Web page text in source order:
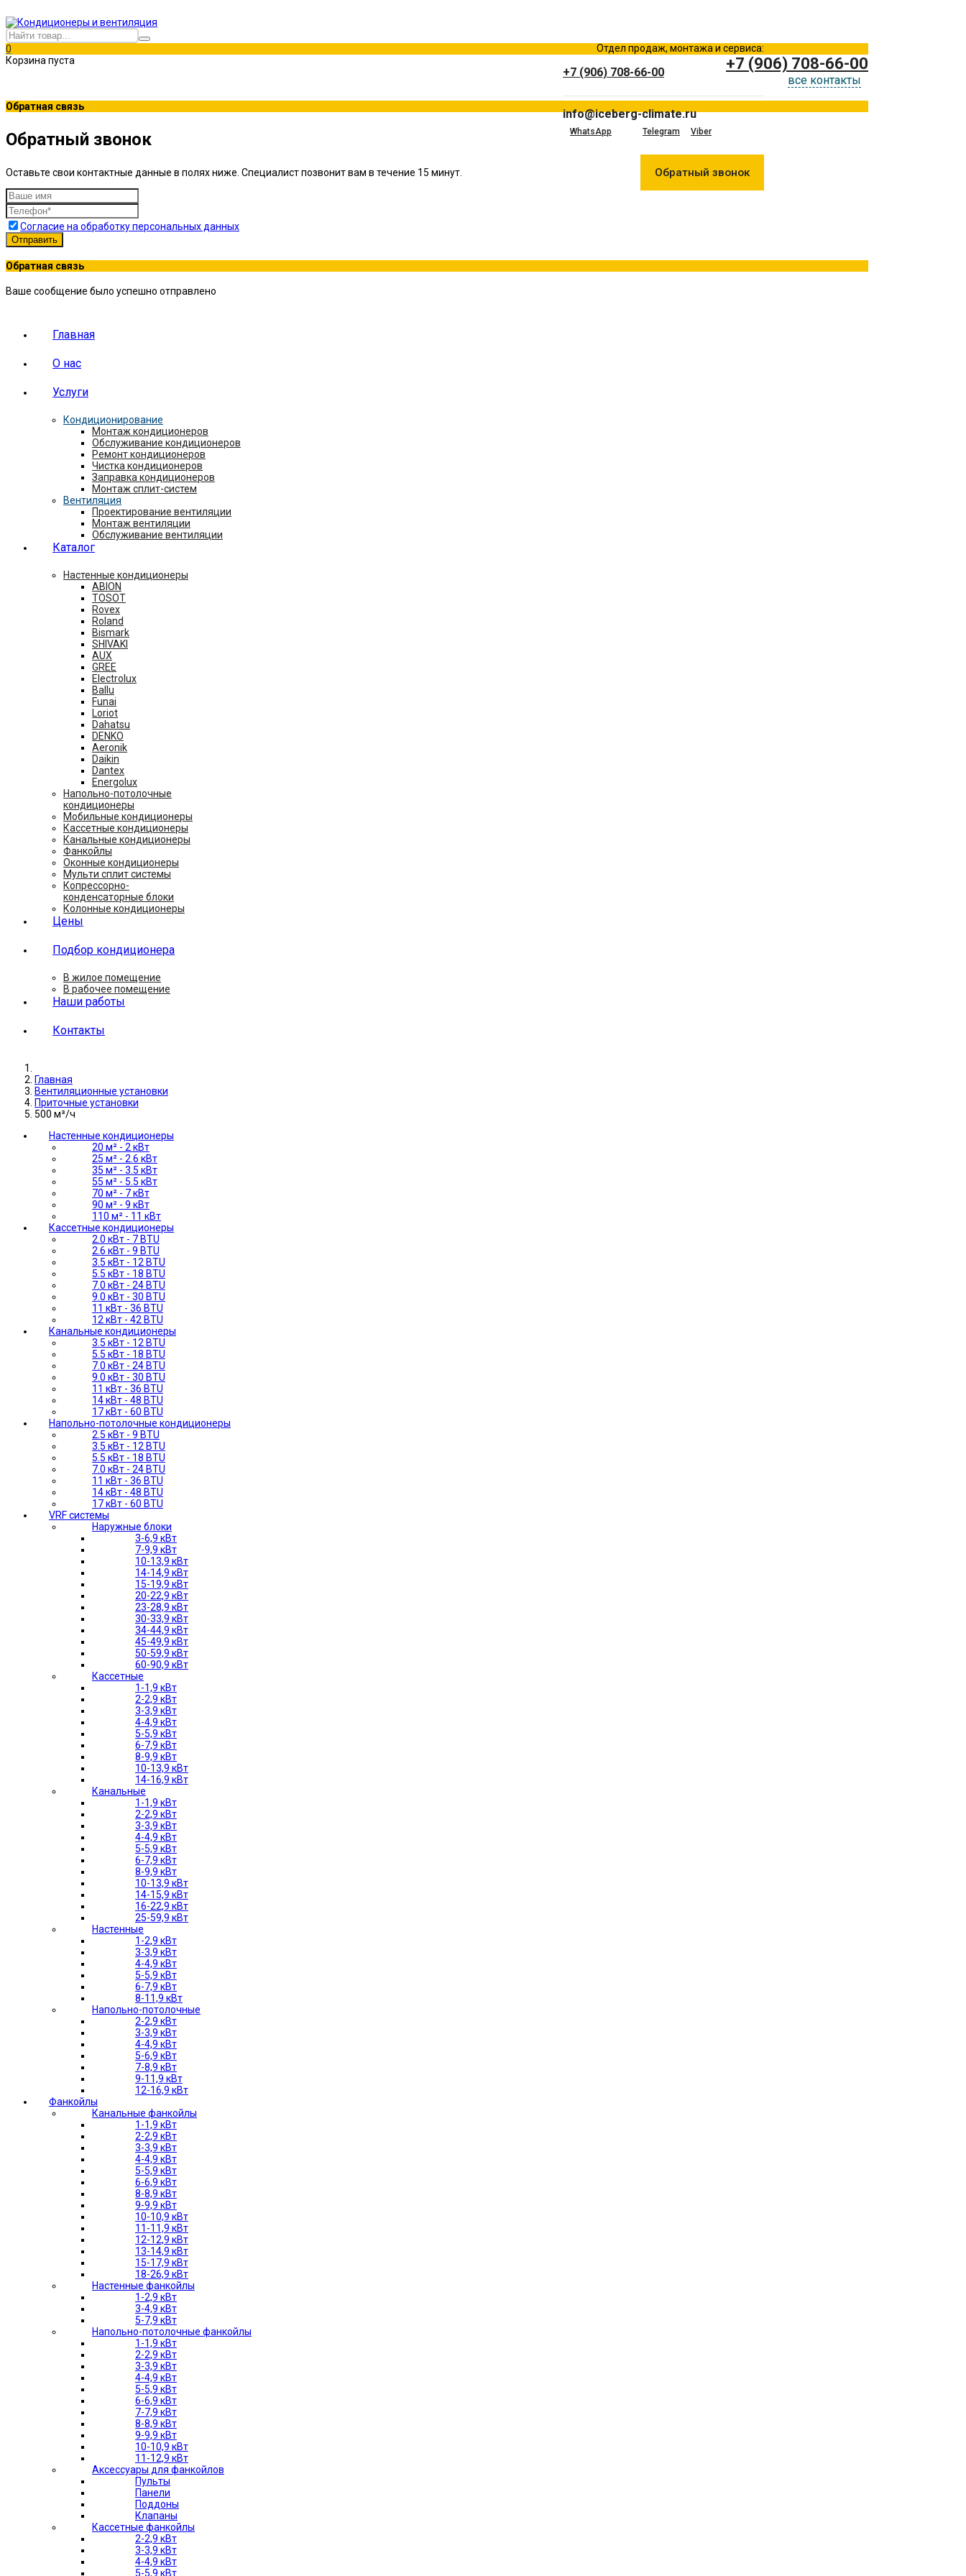
+7 (906) 708-66-00
все контакты
Отдел продаж, монтажа и сервиса:
+7 (906) 708-66-00
info@iceberg-climate.ru
WhatsApp Telegram Viber
Обратный звонок
0
Корзина пуста
Обратная связь
Обратный звонок
Оставьте свои контактные данные в полях ниже. Специалист позвонит вам в течение 15 минут.
Согласие на обработку персональных данных
Отправить
Обратная связь
Ваше сообщение было успешно отправлено
Главная
О нас
Услуги
Кондиционирование
Монтаж кондиционеров
Обслуживание кондиционеров
Ремонт кондиционеров
Чистка кондиционеров
Заправка кондиционеров
Монтаж сплит-систем
Вентиляция
Проектирование вентиляции
Монтаж вентиляции
Обслуживание вентиляции
Каталог
Настенные кондиционеры
ABION
TOSOT
Rovex
Roland
Bismark
SHIVAKI
AUX
GREE
Electrolux
Ballu
Funai
Loriot
Dahatsu
DENKO
Aeronik
Daikin
Dantex
Energolux
Напольно-потолочные
кондиционеры
Мобильные кондиционеры
Кассетные кондиционеры
Канальные кондиционеры
Фанкойлы
Оконные кондиционеры
Мульти сплит системы
Копрессорно-
конденсаторные блоки
Колонные кондиционеры
Цены
Подбор кондиционера
В жилое помещение
В рабочее помещение
Наши работы
Контакты
Главная
Вентиляционные установки
Приточные установки
500 м³/ч
Настенные кондиционеры
20 м² - 2 кВт
25 м² - 2.6 кВт
35 м² - 3.5 кВт
55 м² - 5.5 кВт
70 м² - 7 кВт
90 м² - 9 кВт
110 м² - 11 кВт
Кассетные кондиционеры
2.0 кВт - 7 BTU
2.6 кВт - 9 BTU
3.5 кВт - 12 BTU
5.5 кВт - 18 BTU
7.0 кВт - 24 BTU
9.0 кВт - 30 BTU
11 кВт - 36 BTU
12 кВт - 42 BTU
Канальные кондиционеры
3.5 кВт - 12 BTU
5.5 кВт - 18 BTU
7.0 кВт - 24 BTU
9.0 кВт - 30 BTU
11 кВт - 36 BTU
14 кВт - 48 BTU
17 кВт - 60 BTU
Напольно-потолочные кондиционеры
2.5 кВт - 9 BTU
3.5 кВт - 12 BTU
5.5 кВт - 18 BTU
7.0 кВт - 24 BTU
11 кВт - 36 BTU
14 кВт - 48 BTU
17 кВт - 60 BTU
VRF системы
Наружные блоки
3-6,9 кВт
7-9,9 кВт
10-13,9 кВт
14-14,9 кВт
15-19,9 кВт
20-22,9 кВт
23-28,9 кВт
30-33,9 кВт
34-44,9 кВт
45-49,9 кВт
50-59,9 кВт
60-90,9 кВт
Кассетные
1-1,9 кВт
2-2,9 кВт
3-3,9 кВт
4-4,9 кВт
5-5,9 кВт
6-7,9 кВт
8-9,9 кВт
10-13,9 кВт
14-16,9 кВт
Канальные
1-1,9 кВт
2-2,9 кВт
3-3,9 кВт
4-4,9 кВт
5-5,9 кВт
6-7,9 кВт
8-9,9 кВт
10-13,9 кВт
14-15,9 кВт
16-22,9 кВт
25-59,9 кВт
Настенные
1-2,9 кВт
3-3,9 кВт
4-4,9 кВт
5-5,9 кВт
6-7,9 кВт
8-11,9 кВт
Напольно-потолочные
2-2,9 кВт
3-3,9 кВт
4-4,9 кВт
5-6,9 кВт
7-8,9 кВт
9-11,9 кВт
12-16,9 кВт
Фанкойлы
Канальные фанкойлы
1-1,9 кВт
2-2,9 кВт
3-3,9 кВт
4-4,9 кВт
5-5,9 кВт
6-6,9 кВт
8-8,9 кВт
9-9,9 кВт
10-10,9 кВт
11-11,9 кВт
12-12,9 кВт
13-14,9 кВт
15-17,9 кВт
18-26,9 кВт
Настенные фанкойлы
1-2,9 кВт
3-4,9 кВт
5-7,9 кВт
Напольно-потолочные фанкойлы
1-1,9 кВт
2-2,9 кВт
3-3,9 кВт
4-4,9 кВт
5-5,9 кВт
6-6,9 кВт
7-7,9 кВт
8-8,9 кВт
9-9,9 кВт
10-10,9 кВт
11-12,9 кВт
Аксессуары для фанкойлов
Пульты
Панели
Поддоны
Клапаны
Кассетные фанкойлы
2-2,9 кВт
3-3,9 кВт
4-4,9 кВт
5-5,9 кВт